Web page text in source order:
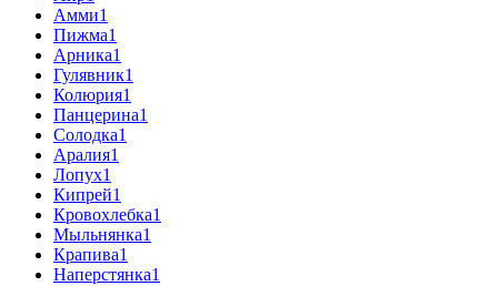
Амми1
Пижма1
Арника1
Гулявник1
Колюрия1
Панцерина1
Солодка1
Аралия1
Лопух1
Кипрей1
Кровохлебка1
Мыльнянка1
Крапива1
Наперстянка1